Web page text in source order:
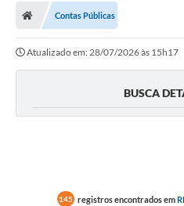
Contas Públicas
Atualizado em: 28/07/2026 às 15h17
BUSCA
145 registros encontrados em